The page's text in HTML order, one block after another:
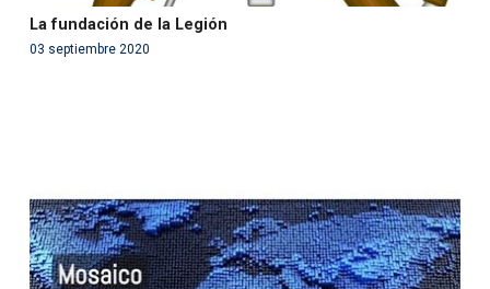
La fundación de la Legión
03 septiembre 2020
in/var/www/acami.es/wp-
content/themes/fundcami/page-publicaciones.php
on line99